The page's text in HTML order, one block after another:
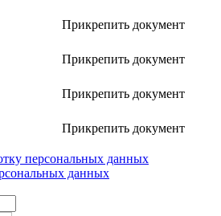
Прикрепить документ
Прикрепить документ
Прикрепить документ
Прикрепить документ
персональных данных
данных